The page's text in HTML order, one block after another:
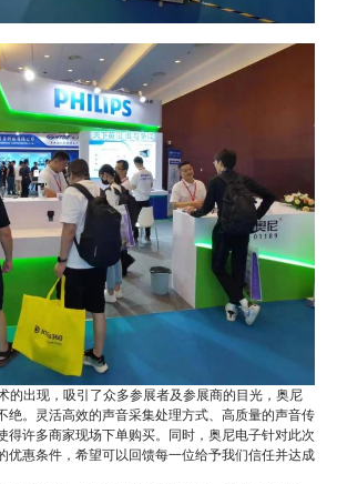
的出现，吸引了众多参展者及参展商的目光，奥尼
绝。灵活高效的声音采集处理方式、高质量的声音传
得许多商家现场下单购买。同时，奥尼电子针对此次
优惠条件，希望可以回馈每一位给予我们信任并达成